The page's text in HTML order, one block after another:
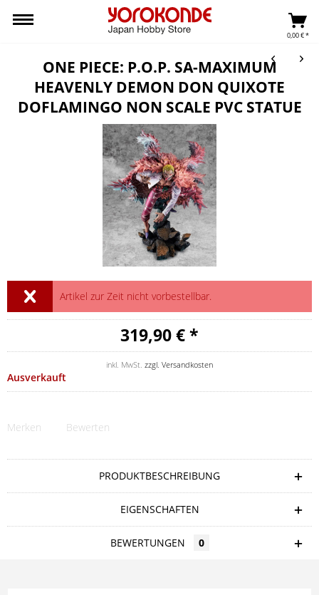
0,00 € *
ONE PIECE: P.O.P. SA-MAXIMUM
HEAVENLY DEMON DON QUIXOTE
DOFLAMINGO NON SCALE PVC STATUE
Artikel zur Zeit nicht vorbestellbar.
319,90 € *
inkl. MwSt. zzgl. Versandkosten
Ausverkauft
Merken Bewerten
PRODUKTBESCHREIBUNG
EIGENSCHAFTEN
BEWERTUNGEN 0